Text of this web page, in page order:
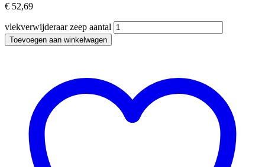
€ 52,69
vlekverwijderaar zeep aantal
Toevoegen aan winkelwagen